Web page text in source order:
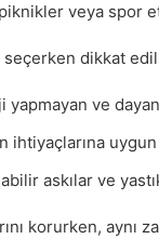
veya spor
dikkat
yapmayan ve
ihtiyaçlarına
askılar ve
korurken, aynı